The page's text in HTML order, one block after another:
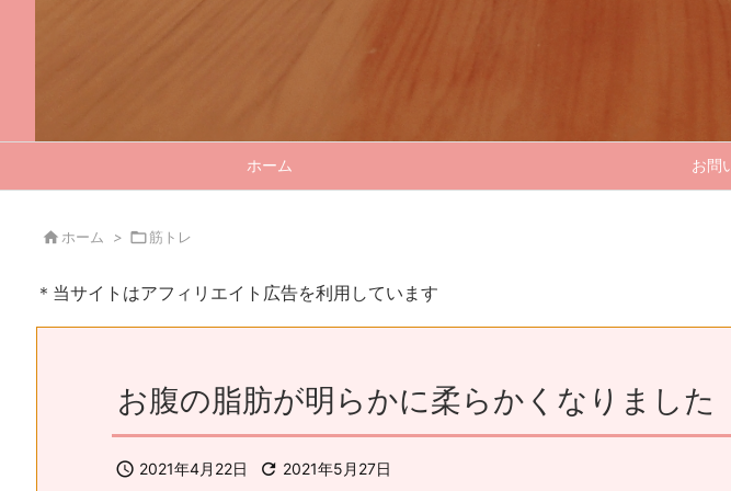
ホーム お問
 ホーム > 筋トレ
＊当サイトはアフィリエイト広告を利用しています
お腹の脂肪が明らかに柔らかくなりました
 2021年4月22日  2021年5月27日